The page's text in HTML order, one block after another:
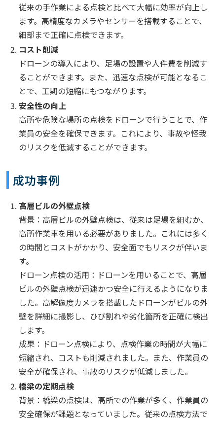
従来の手作業による点検と比べて大幅に効率が向上し
ます。高精度なカメラやセンサーを搭載することで、
細部まで正確に点検できます。
コスト削減
ドローンの導入により、足場の設置や人件費を削減す
ることができます。また、迅速な点検が可能となるこ
とで、工期の短縮にもつながります。
安全性の向上
高所や危険な場所の点検をドローンで行うことで、作
業員の安全を確保できます。これにより、事故や怪我
のリスクを低減することができます。
成功事例
高層ビルの外壁点検
背景：高層ビルの外壁点検は、従来は足場を組むか、
高所作業車を用いる必要がありました。これには多く
の時間とコストがかかり、安全面でもリスクが伴いま
す。
ドローン点検の活用：ドローンを用いることで、高層
ビルの外壁点検が迅速かつ安全に行えるようになりま
した。高解像度カメラを搭載したドローンがビルの外
壁を詳細に撮影し、ひび割れや劣化箇所を正確に検出
します。
成果：ドローン点検により、点検作業の時間が大幅に
短縮され、コストも削減されました。また、作業員の
安全が確保され、事故のリスクが低減しました。
橋梁の定期点検
背景：橋梁の点検は、高所での作業が多く、作業員の
安全確保が課題となっていました。従来の点検方法で